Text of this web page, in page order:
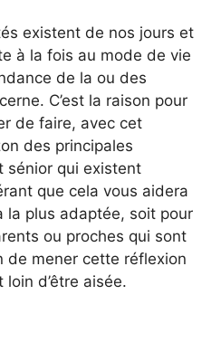
existent de nos jours et
à la fois au mode de vie
de la ou des
C’est la raison pour
de faire, avec cet
des principales
sénior qui existent
que cela vous aidera
la plus adaptée, soit pour
ou proches qui sont
de mener cette réflexion
loin d’être aisée.